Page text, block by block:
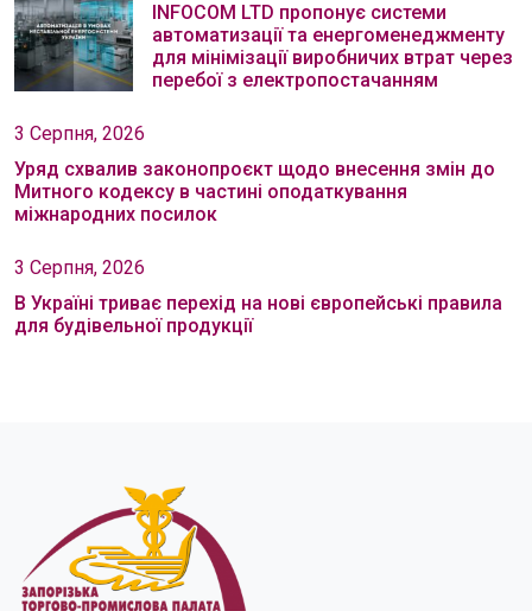
INFOCOM LTD пропонує системи
автоматизації та енергоменеджменту
для мінімізації виробничих втрат через
перебої з електропостачанням
3 Серпня, 2026
Уряд схвалив законопроєкт щодо внесення змін до
Митного кодексу в частині оподаткування
міжнародних посилок
3 Серпня, 2026
В Україні триває перехід на нові європейські правила
для будівельної продукції